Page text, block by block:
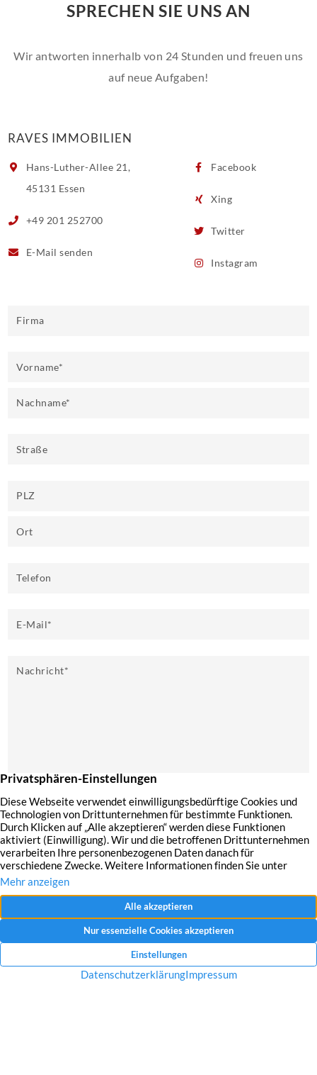
SPRECHEN SIE UNS AN
Wir antworten innerhalb von 24 Stunden und freuen uns
auf neue Aufgaben!
RAVES IMMOBILIEN
Hans-Luther-Allee 21,
45131 Essen
+49 201 252700
E-Mailsenden
Facebook
Xing
Twitter
Instagram
Firma
Vorname*
Nachname*
Straße
PLZ
Ort
Telefon
E-Mail*
Nachricht*
Mit dem Absenden Ihrer Anfrage erklären Sie sich mit der Erfassung, Speicherung
und Verwendung Ihrer angegebenen Daten zum Zweck der Bearbeitung Ihrer
Datenschutzerklärung und Widerrufshinweise